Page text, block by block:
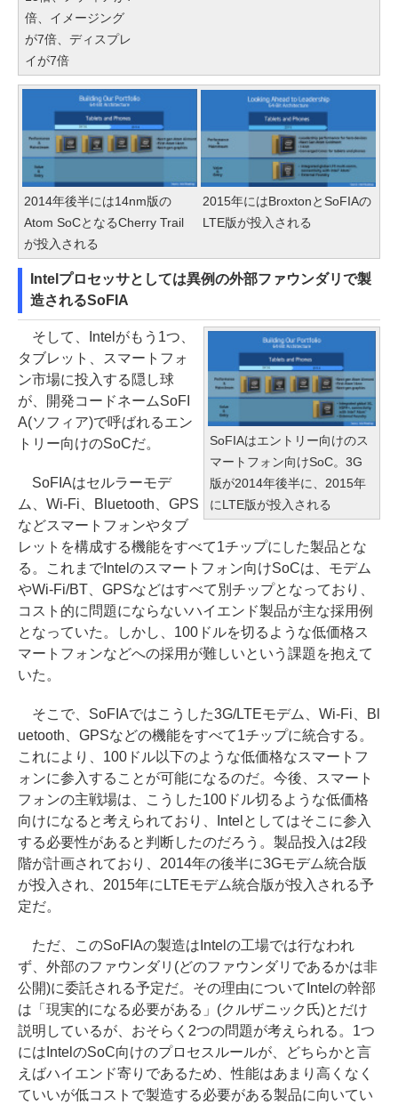
倍、イメージング
が7倍、ディスプレ
イが7倍
2014年後半には14nm版の
Atom SoCとなるCherry Trail
が投入される
2015年にはBroxtonとSoFIAの
LTE版が投入される
Intelプロセッサとしては異例の外部ファウンダリで製
造されるSoFIA
SoFIAはエントリー向けのス
マートフォン向けSoC。3G
版が2014年後半に、2015年
にLTE版が投入される
そして、Intelがもう1つ、
タブレット、スマートフォ
ン市場に投入する隠し球
が、開発コードネームSoFI
A(ソフィア)で呼ばれるエン
トリー向けのSoCだ。
SoFIAはセルラーモデ
ム、Wi-Fi、Bluetooth、GPS
などスマートフォンやタブ
レットを構成する機能をすべて1チップにした製品とな
る。これまでIntelのスマートフォン向けSoCは、モデム
やWi-Fi/BT、GPSなどはすべて別チップとなっており、
コスト的に問題にならないハイエンド製品が主な採用例
となっていた。しかし、100ドルを切るような低価格ス
マートフォンなどへの採用が難しいという課題を抱えて
いた。
そこで、SoFIAではこうした3G/LTEモデム、Wi-Fi、Bl
uetooth、GPSなどの機能をすべて1チップに統合する。
これにより、100ドル以下のような低価格なスマートフ
ォンに参入することが可能になるのだ。今後、スマート
フォンの主戦場は、こうした100ドル切るような低価格
向けになると考えられており、Intelとしてはそこに参入
する必要性があると判断したのだろう。製品投入は2段
階が計画されており、2014年の後半に3Gモデム統合版
が投入され、2015年にLTEモデム統合版が投入される予
定だ。
ただ、このSoFIAの製造はIntelの工場では行なわれ
ず、外部のファウンダリ(どのファウンダリであるかは非
公開)に委託される予定だ。その理由についてIntelの幹部
は「現実的になる必要がある」(クルザニック氏)とだけ
説明しているが、おそらく2つの問題が考えられる。1つ
にはIntelのSoC向けのプロセスルールが、どちらかと言
えばハイエンド寄りであるため、性能はあまり高くなく
ていいが低コストで製造する必要がある製品に向いてい